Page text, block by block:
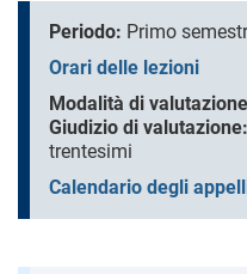
Periodo: Primo
Orari delle lezioni
Modalità di
Giudizio di valutazione:
trentesimi
Calendario degli